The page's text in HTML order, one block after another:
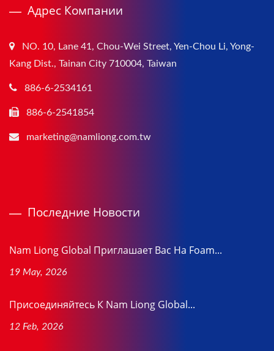
Адрес Компании
NO. 10, Lane 41, Chou-Wei Street, Yen-Chou Li, Yong-
Kang Dist., Tainan City 710004, Taiwan
886-6-2534161
886-6-2541854
marketing@namliong.com.tw
Последние Новости
Nam Liong Global Приглашает Вас На Foam...
19 May, 2026
Присоединяйтесь К Nam Liong Global...
12 Feb, 2026